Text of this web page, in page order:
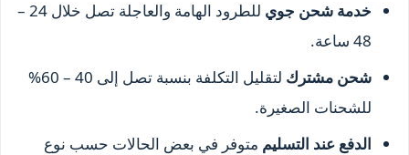
خدمة شحن جوي
للطرود الهامة والعاجلة تصل خلال 24 –
48 ساعة.
شحن مشترك
لتقليل التكلفة بنسبة تصل إلى 40 – 60%
للشحنات الصغيرة.
الدفع عند التسليم متوفر في بعض الحالات حسب نوع